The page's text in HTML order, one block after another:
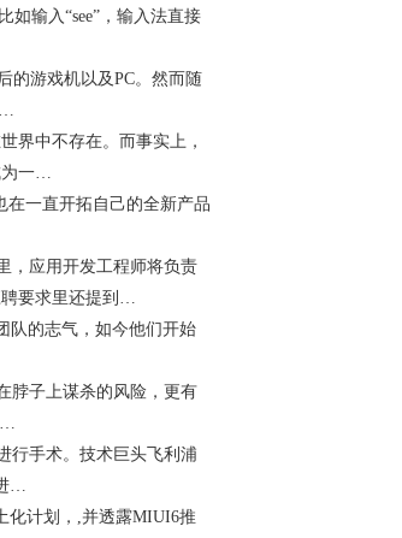
输入“see”，输入法直接
的游戏机以及PC。然而随
界中不存在。而事实上，
为一…
一直开拓自己的全新产品
应用开发工程师将负责
聘要求里还提到…
队的志气，如今他们开始
子上谋杀的风险，更有
…
手术。技术巨头飞利浦
…
计划，,并透露MIUI6推